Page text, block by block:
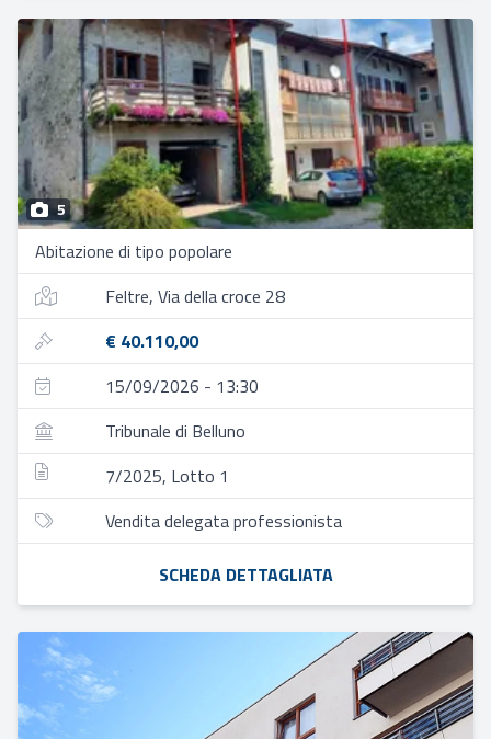
5
Abitazione di tipo popolare
Feltre, Via della croce 28
€ 40.110,00
15/09/2026 - 13:30
Tribunale di Belluno
7/2025, Lotto 1
Vendita delegata professionista
SCHEDA DETTAGLIATA